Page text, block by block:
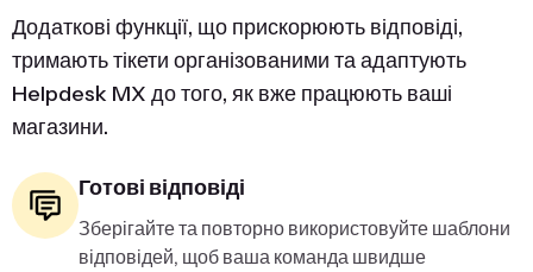
Додаткові функції, що прискорюють відповіді,
тримають тікети організованими та адаптують
Helpdesk MX до того, як вже працюють ваші
магазини.
Готові відповіді
Зберігайте та повторно використовуйте шаблони
відповідей, щоб ваша команда швидше